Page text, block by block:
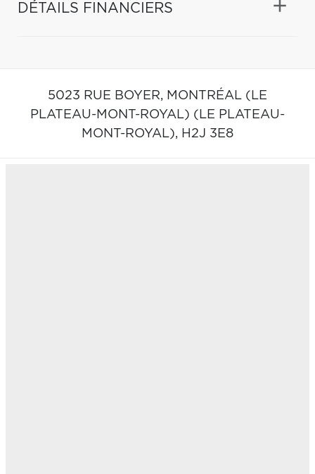
DÉTAILS FINANCIERS
5023 RUE BOYER, MONTRÉAL (LE
PLATEAU-MONT-ROYAL) (LE PLATEAU-
MONT-ROYAL), H2J 3E8